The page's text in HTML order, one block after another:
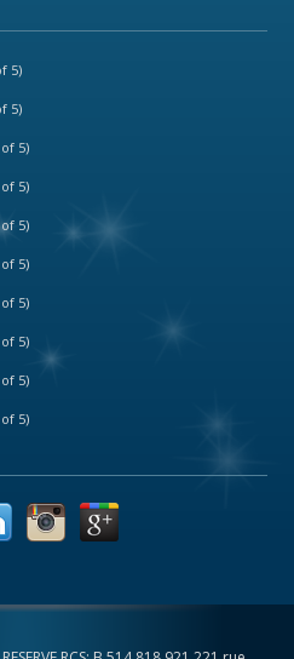
5)
5)
5)
5)
5)
5)
5)
5)
5)
5)